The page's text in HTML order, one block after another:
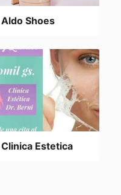
Aldo Shoes
Clinica Estetica